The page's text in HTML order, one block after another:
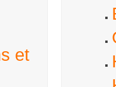
et